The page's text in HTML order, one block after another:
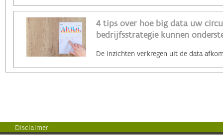
4 tips over hoe big data uw
bedrijfsstrategie kunnen
Disclaimer